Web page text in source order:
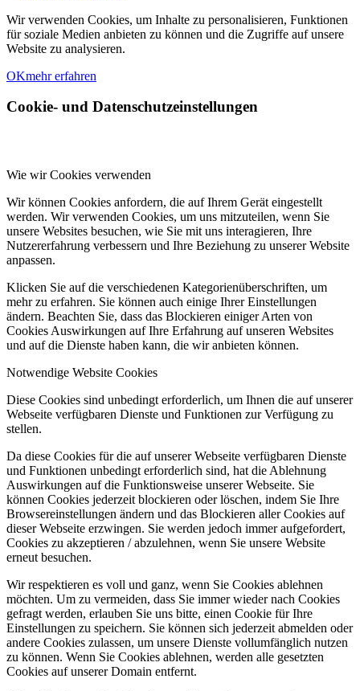
Wir verwenden Cookies, um Inhalte zu personalisieren, Funktionen
für soziale Medien anbieten zu können und die Zugriffe auf unsere
Website zu analysieren.
OKmehr erfahren
Cookie- und Datenschutzeinstellungen
Wie wir Cookies verwenden
Wir können Cookies anfordern, die auf Ihrem Gerät eingestellt
werden. Wir verwenden Cookies, um uns mitzuteilen, wenn Sie
unsere Websites besuchen, wie Sie mit uns interagieren, Ihre
Nutzererfahrung verbessern und Ihre Beziehung zu unserer Website
anpassen.
Klicken Sie auf die verschiedenen Kategorienüberschriften, um
mehr zu erfahren. Sie können auch einige Ihrer Einstellungen
ändern. Beachten Sie, dass das Blockieren einiger Arten von
Cookies Auswirkungen auf Ihre Erfahrung auf unseren Websites
und auf die Dienste haben kann, die wir anbieten können.
Notwendige Website Cookies
Diese Cookies sind unbedingt erforderlich, um Ihnen die auf unserer
Webseite verfügbaren Dienste und Funktionen zur Verfügung zu
stellen.
Da diese Cookies für die auf unserer Webseite verfügbaren Dienste
und Funktionen unbedingt erforderlich sind, hat die Ablehnung
Auswirkungen auf die Funktionsweise unserer Webseite. Sie
können Cookies jederzeit blockieren oder löschen, indem Sie Ihre
Browsereinstellungen ändern und das Blockieren aller Cookies auf
dieser Webseite erzwingen. Sie werden jedoch immer aufgefordert,
Cookies zu akzeptieren / abzulehnen, wenn Sie unsere Website
erneut besuchen.
Wir respektieren es voll und ganz, wenn Sie Cookies ablehnen
möchten. Um zu vermeiden, dass Sie immer wieder nach Cookies
gefragt werden, erlauben Sie uns bitte, einen Cookie für Ihre
Einstellungen zu speichern. Sie können sich jederzeit abmelden oder
andere Cookies zulassen, um unsere Dienste vollumfänglich nutzen
zu können. Wenn Sie Cookies ablehnen, werden alle gesetzten
Cookies auf unserer Domain entfernt.